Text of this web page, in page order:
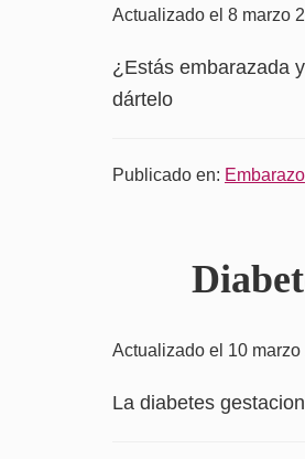
Actualizado el 8 marzo
¿Estás embarazada
dártelo
Publicado en: Embarazo
Actualizado el 10 marzo
La diabetes